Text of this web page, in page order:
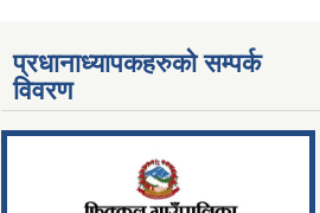
प्रधानाध्यापकहरुको सम्पर्क
विवरण